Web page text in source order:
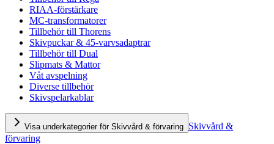
RIAA-förstärkare
MC-transformatorer
Tillbehör till Thorens
Skivpuckar & 45-varvsadaptrar
Tillbehör till Dual
Slipmats & Mattor
Våt avspelning
Diverse tillbehör
Skivspelarkablar
Visa underkategorier för Skivvård & förvaring Skivvård &
förvaring